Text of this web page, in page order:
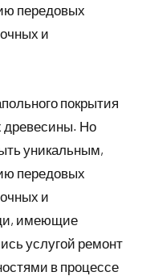
передовых
и
покрытия
древесины. Но
уникальным,
передовых
и
имеющие
услугой ремонт
в процессе